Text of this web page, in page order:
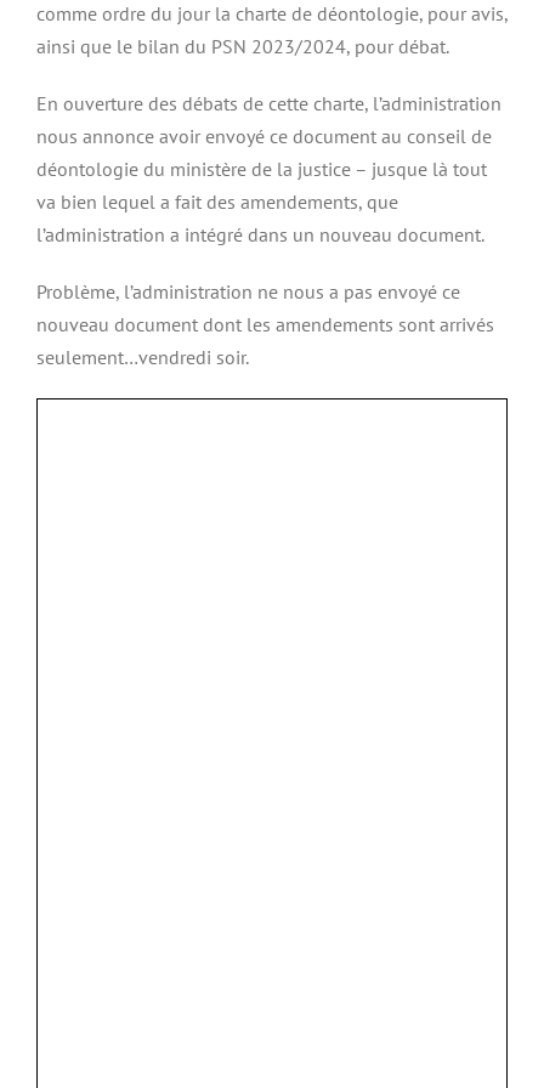
comme ordre du jour la charte de déontologie, pour avis,
ainsi que le bilan du PSN 2023/2024, pour débat.
En ouverture des débats de cette charte, l’administration
nous annonce avoir envoyé ce document au conseil de
déontologie du ministère de la justice – jusque là tout
va bien lequel a fait des amendements, que
l’administration a intégré dans un nouveau document.
Problème, l’administration ne nous a pas envoyé ce
nouveau document dont les amendements sont arrivés
seulement…vendredi soir.